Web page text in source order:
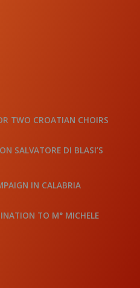
TWO CROATIAN CHOIRS
SALVATORE DI BLASI’S
IN CALABRIA
TO M° MICHELE